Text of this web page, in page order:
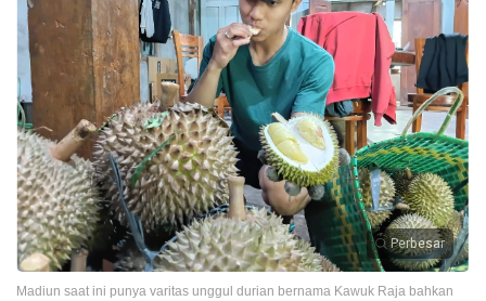
Perbesar
Madiun saat ini punya varitas unggul durian bernama Kawuk Raja bahkan